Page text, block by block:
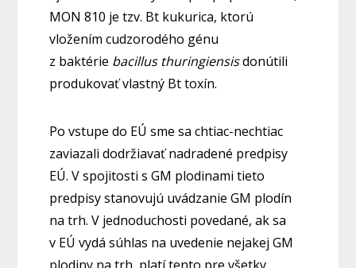
MON 810 je tzv. Bt kukurica, ktorú
vložením cudzorodého génu
z baktérie bacillus thuringiensisdonútili
produkovať vlastný Bt toxín.
Po vstupe do EÚ sme sa chtiac-nechtiac
zaviazali dodržiavať nadradené predpisy
EÚ. V spojitosti s GM plodinami tieto
predpisy stanovujú uvádzanie GM plodín
na trh. V jednoduchosti povedané, ak sa
v EÚ vydá súhlas na uvedenie nejakej GM